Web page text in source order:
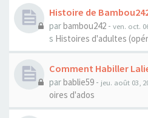
Histoire de
parbambou242 - ven. oct.
s Histoires d'adultes
Comment Habiller
parbablie59 - jeu. août 03,
oires d'ados